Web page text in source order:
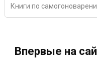
Книги по
Впервые на